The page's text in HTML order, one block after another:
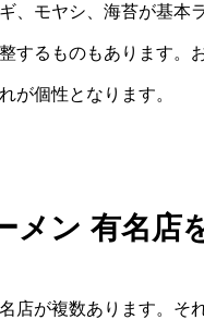
、モヤシ、海苔が基本
するものもあります。
が個性となります。
メン 有名店
店が複数あります。そ